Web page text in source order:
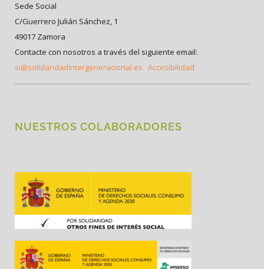
Sede Social
C/Guerrero Julián Sánchez, 1
49017 Zamora
Contacte con nosotros a través del siguiente email:
si@solidaridadintergeneracional.es Accesibilidad
NUESTROS COLABORADORES